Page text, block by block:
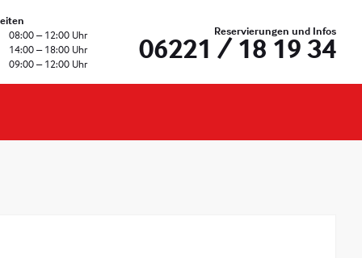
08:00 – 12:00 Uhr
14:00 – 18:00 Uhr
09:00 – 12:00 Uhr
Reservierungen und Infos
06221 / 18 19 34